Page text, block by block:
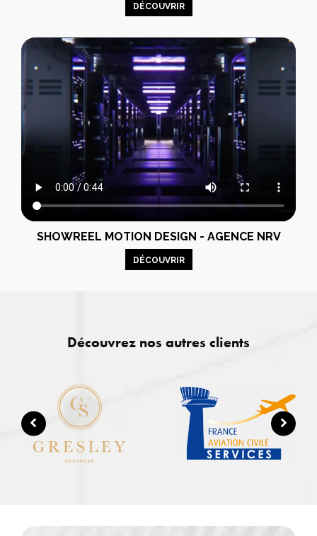
DÉCOUVRIR
SHOWREEL MOTION DESIGN - AGENCE NRV
DÉCOUVRIR
Découvrez nos autres clients